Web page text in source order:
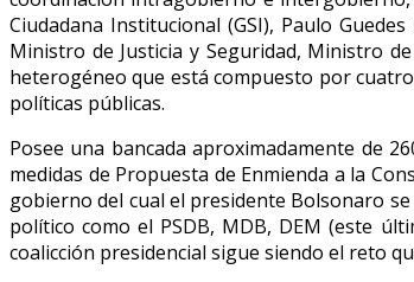
Ciudadana Institucional (GSI), Paulo
Ministro de Justicia y Seguridad, Ministro
heterogéneo que está compuesto por
políticas públicas.
Posee una bancada aproximadamente de
medidas de Propuesta de Enmienda a la
gobierno del cual el presidente Bolsonaro
político como el PSDB, MDB, DEM (este
coalicción presidencial sigue siendo el reto